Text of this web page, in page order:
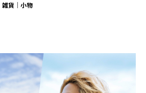
雑貨｜小物